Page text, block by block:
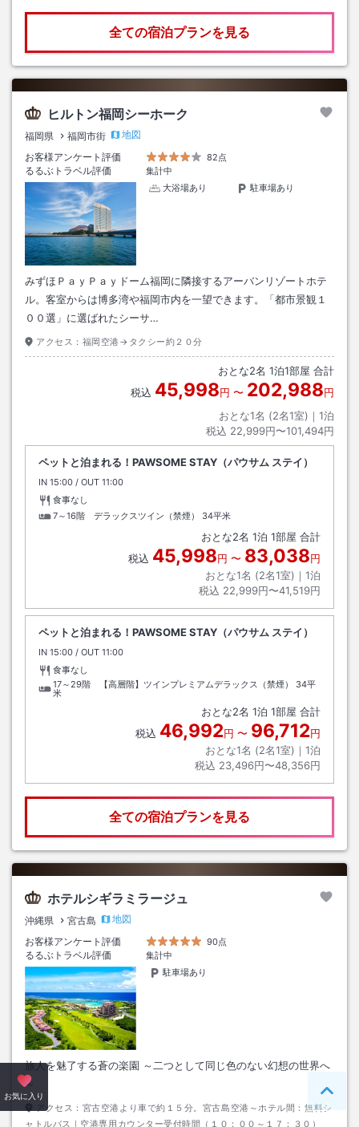
全ての宿泊プランを見る
ヒルトン福岡シーホーク
福岡県 福岡市街
地図
お客様アンケート評価
82点
るるぶトラベル評価
集計中
大浴場あり
駐車場あり
みずほＰａｙＰａｙドーム福岡に隣接するアーバンリゾートホテ
ル。客室からは博多湾や福岡市内を一望できます。「都市景観１
００選」に選ばれたシーサ…
アクセス： 福岡空港→タクシー約２０分
おとな2名 1泊1部屋 合計
税込 45,998円 〜 202,988円
おとな1名 (2名1室)｜ 1泊
税込 22,999円〜101,494円
ペットと泊まれる！PAWSOME STAY（パウサム ステイ）
IN チェックイン
15:00 / OUT チェックアウト
11:00
食事なし
7～16階 デラックスツイン（禁煙）
34平米
おとな2名 1泊 1部屋 合計
税込 45,998円 〜 83,038円
おとな1名 (2名1室)｜ 1泊
税込 22,999円〜41,519円
ペットと泊まれる！PAWSOME STAY（パウサム ステイ）
IN チェックイン
15:00 / OUT チェックアウト
11:00
食事なし
17～29階 【高層階】ツインプレミアムデラックス（禁煙）
34平
米
おとな2名 1泊 1部屋 合計
税込 46,992円 〜 96,712円
おとな1名 (2名1室)｜ 1泊
税込 23,496円〜48,356円
全ての宿泊プランを見る
ホテルシギラミラージュ
沖縄県 宮古島
地図
お客様アンケート評価
90点
るるぶトラベル評価
集計中
駐車場あり
旅人を魅了する蒼の楽園 ～二つとして同じ色のない幻想の世界へ
～
アクセス： 宮古空港より車で約１５分。宮古島空港～ホテル間：無料シ
ャトルバス｜空港専用カウンター受付時間（１０：００～１７：３０）
お気に入り ペー